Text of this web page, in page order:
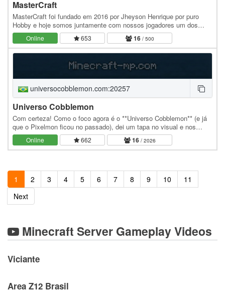
MasterCraft
MasterCraft foi fundado em 2016 por Jheyson Henrique por puro
Hobby e hoje somos juntamente com nossos jogadores um dos
maiores servidores de RankUP. Funcionamos em…
Online 653 16/ 500
universocobblemon.com:20257
Universo Cobblemon
Com certeza! Como o foco agora é o **Universo Cobblemon** (e já
que o Pixelmon ficou no passado), dei um tapa no visual e nos
detalhes técnicos para combinar com a nova…
Online 662 16/ 2026
1 2 3 4 5 6 7 8 9 10
11
Next
Minecraft Server Gameplay Videos
Viciante
Area Z12 Brasil